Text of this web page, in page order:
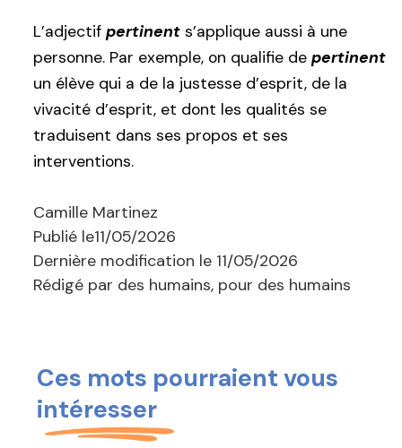
L’adjectif pertinent s’applique aussi à une
personne. Par exemple, on qualifie de pertinent
un élève qui a de la justesse d’esprit, de la
vivacité d’esprit, et dont les qualités se
traduisent dans ses propos et ses
interventions.
Camille Martinez
Publié le11/05/2026
Dernière modification le 11/05/2026
Rédigé par des humains, pour des humains
Ces mots pourraient vous
intéresser